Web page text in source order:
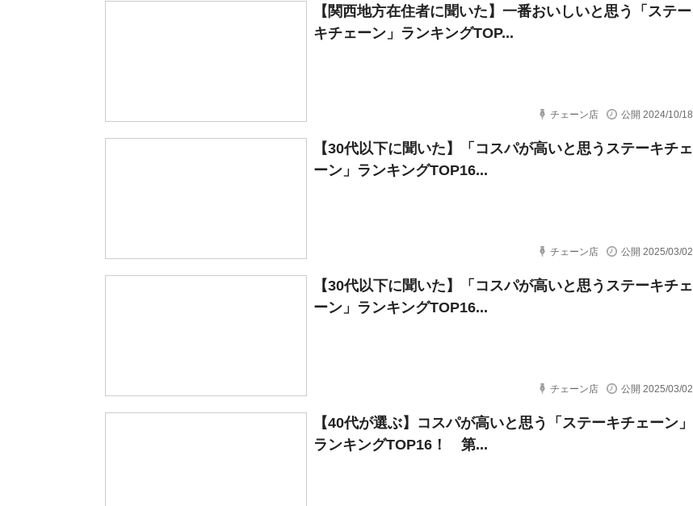
【関西地方在住者に聞いた】一番おいしいと思う「ステー
キチェーン」ランキングTOP...
チェーン店 公開 2024/10/18
【30代以下に聞いた】「コスパが高いと思うステーキチェ
ーン」ランキングTOP16...
チェーン店 公開 2025/03/02
【30代以下に聞いた】「コスパが高いと思うステーキチェ
ーン」ランキングTOP16...
チェーン店 公開 2025/03/02
【40代が選ぶ】コスパが高いと思う「ステーキチェーン」
ランキングTOP16！ 第...